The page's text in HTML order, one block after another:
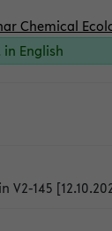
Chemical
English
V2-145